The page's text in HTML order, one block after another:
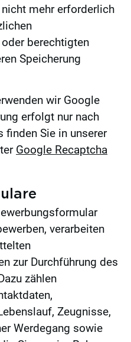
mehr erforderlich
berechtigten
Speicherung
wir Google
erfolgt nur nach
finden Sie in unserer
Google Recaptcha
verarbeiten
zur Durchführung des
zählen
Zeugnisse,
Werdegang sowie